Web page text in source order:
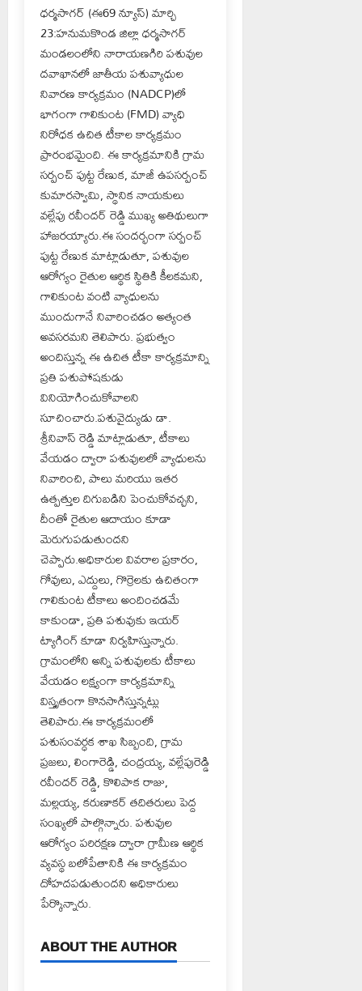
ధర్మసాగర్ (ఈ69 న్యూస్) మార్చి
23:హనుమకొండ జిల్లా ధర్మసాగర్
మండలంలోని నారాయణగిరి పశువుల
దవాఖానలో జాతీయ పశువ్యాధుల
నివారణ కార్యక్రమం (NADCP)లో
భాగంగా గాలికుంట (FMD) వ్యాధి
నిరోధక ఉచిత టీకాల కార్యక్రమం
ప్రారంభమైంది. ఈ కార్యక్రమానికి గ్రామ
సర్పంచ్ పుట్ట రేణుక, మాజీ ఉపసర్పంచ్
కుమారస్వామి, స్థానిక నాయకులు
వల్లేపు రవీందర్ రెడ్డి ముఖ్య అతిథులుగా
హాజరయ్యారు.ఈ సందర్భంగా సర్పంచ్
పుట్ట రేణుక మాట్లాడుతూ, పశువుల
ఆరోగ్యం రైతుల ఆర్థిక స్థితికి కీలకమని,
గాలికుంట వంటి వ్యాధులను
ముందుగానే నివారించడం అత్యంత
అవసరమని తెలిపారు. ప్రభుత్వం
అందిస్తున్న ఈ ఉచిత టీకా కార్యక్రమాన్ని
ప్రతి పశుపోషకుడు
వినియోగించుకోవాలని
సూచించారు.పశువైద్యుడు డా.
శ్రీనివాస్ రెడ్డి మాట్లాడుతూ, టీకాలు
వేయడం ద్వారా పశువులలో వ్యాధులను
నివారించి, పాలు మరియు ఇతర
ఉత్పత్తుల దిగుబడిని పెంచుకోవచ్చని,
దీంతో రైతుల ఆదాయం కూడా
మెరుగుపడుతుందని
చెప్పారు.అధికారుల వివరాల ప్రకారం,
గోవులు, ఎద్దులు, గొర్రెలకు ఉచితంగా
గాలికుంట టీకాలు అందించడమే
కాకుండా, ప్రతి పశువుకు ఇయర్
ట్యాగింగ్ కూడా నిర్వహిస్తున్నారు.
గ్రామంలోని అన్ని పశువులకు టీకాలు
వేయడం లక్ష్యంగా కార్యక్రమాన్ని
విస్తృతంగా కొనసాగిస్తున్నట్లు
తెలిపారు.ఈ కార్యక్రమంలో
పశుసంవర్ధక శాఖ సిబ్బంది, గ్రామ
ప్రజలు, లింగారెడ్డి, చంద్రయ్య, వల్లేపురెడ్డి
రవీందర్ రెడ్డి, కొలిపాక రాజు,
మల్లయ్య, కరుణాకర్ తదితరులు పెద్ద
సంఖ్యలో పాల్గొన్నారు. పశువుల
ఆరోగ్యం పరిరక్షణ ద్వారా గ్రామీణ ఆర్థిక
వ్యవస్థ బలోపేతానికి ఈ కార్యక్రమం
దోహదపడుతుందని అధికారులు
పేర్కొన్నారు.
ABOUT THE AUTHOR